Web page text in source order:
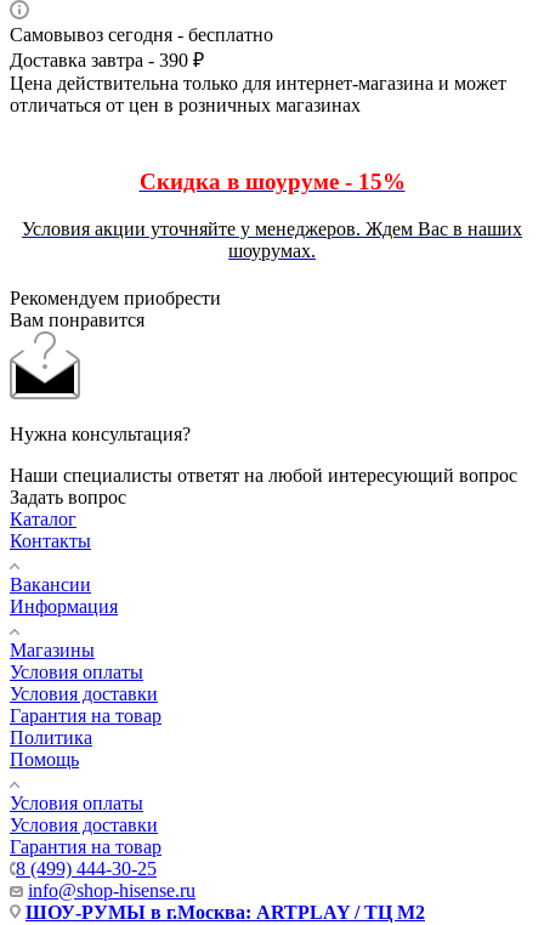
Самовывоз сегодня - бесплатно
Доставка завтра - 390 ₽
Цена действительна только для интернет-магазина и может
отличаться от цен в розничных магазинах
Скидка в шоуруме - 15%
Условия акции уточняйте у менеджеров. Ждем Вас в наших
шоурумах.
Рекомендуем приобрести
Вам понравится
Нужна консультация?
Наши специалисты ответят на любой интересующий вопрос
Задать вопрос
Каталог
Контакты
Вакансии
Информация
Магазины
Условия оплаты
Условия доставки
Гарантия на товар
Политика
Помощь
Условия оплаты
Условия доставки
Гарантия на товар
8 (499) 444-30-25
info@shop-hisense.ru
ШОУ-РУМЫ в г.Москва: ARTPLAY / ТЦ М2